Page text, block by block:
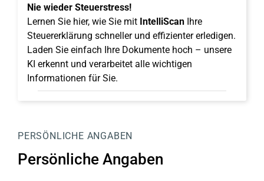
Nie wieder Steuerstress!
Lernen Sie hier, wie Sie mit IntelliScan Ihre
Steuererklärung schneller und effizienter erledigen.
Laden Sie einfach Ihre Dokumente hoch – unsere
KI erkennt und verarbeitet alle wichtigen
Informationen für Sie.
PERSÖNLICHE ANGABEN
Persönliche Angaben